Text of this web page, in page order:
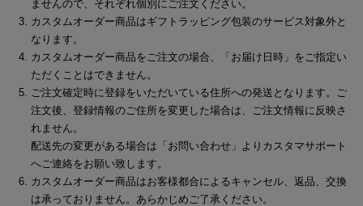
ませんので、それぞれ個別にご注文ください。
カスタムオーダー商品はギフトラッピング包装のサービス対象外と
なります。
カスタムオーダー商品をご注文の場合、「お届け日時」をご指定い
ただくことはできません。
ご注文確定時に登録をいただいている住所への発送となります。ご
注文後、登録情報のご住所を変更した場合は、ご注文情報に反映さ
れません。
配送先の変更がある場合は「お問い合わせ」よりカスタマサポート
へご連絡をお願い致します。
カスタムオーダー商品はお客様都合によるキャンセル、返品、交換
は承っておりません。あらかじめご了承ください。